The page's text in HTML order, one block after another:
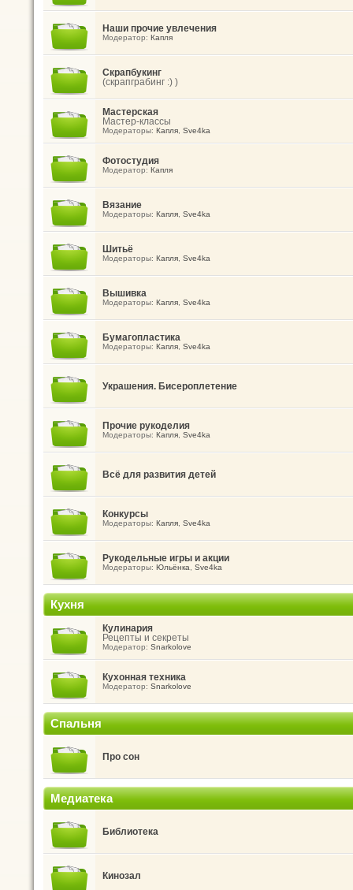
Наши прочие увлечения
Модератор: Капля
Скрапбукинг
(скрапграбинг :) )
Мастерская
Мастер-классы
Модераторы: Капля, Sve4ka
Фотостудия
Модератор: Капля
Вязание
Модераторы: Капля, Sve4ka
Шитьё
Модераторы: Капля, Sve4ka
Вышивка
Модераторы: Капля, Sve4ka
Бумагопластика
Модераторы: Капля, Sve4ka
Украшения. Бисероплетение
Прочие рукоделия
Модераторы: Капля, Sve4ka
Всё для развития детей
Конкурсы
Модераторы: Капля, Sve4ka
Рукодельные игры и акции
Модераторы: Юльёнка Sve4ka
Кухня
Кулинария
Рецепты и секреты
Модератор: Snarkolove
Кухонная техника
Модератор: Snarkolove
Спальня
Про сон
Медиатека
Библиотека
Кинозал